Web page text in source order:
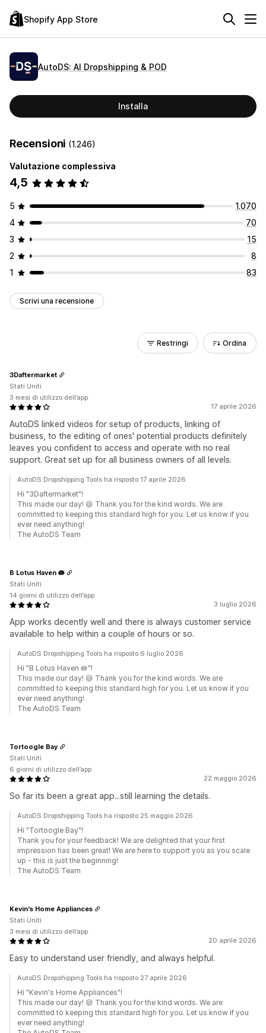
Shopify App Store
AutoDS: AI Dropshipping & POD
Installa
Recensioni (1.246)
Valutazione complessiva
4,5
5
1.070
4
70
3
15
2
8
1
83
Scrivi una recensione
Restringi Ordina
17 aprile 2026
AutoDS linked videos for setup of products, linking of
business, to the editing of ones' potential products definitely
leaves you confident to access and operate with no real
support. Great set up for all business owners of all levels.
3Daftermarket
Stati Uniti
3 mesi di utilizzo dell’app
AutoDS Dropshipping Tools ha risposto 17 aprile 2026
Hi "3Daftermarket"!
This made our day! 😄 Thank you for the kind words. We are
committed to keeping this standard high for you. Let us know if you
ever need anything!
The AutoDS Team
3 luglio 2026
App works decently well and there is always customer service
available to help within a couple of hours or so.
B Lotus Haven 🪷
Stati Uniti
14 giorni di utilizzo dell’app
AutoDS Dropshipping Tools ha risposto 6 luglio 2026
Hi "B Lotus Haven 🪷"!
This made our day! 😄 Thank you for the kind words. We are
committed to keeping this standard high for you. Let us know if you
ever need anything!
The AutoDS Team
22 maggio 2026
So far its been a great app...still learning the details.
Tortoogle Bay
Stati Uniti
6 giorni di utilizzo dell’app
AutoDS Dropshipping Tools ha risposto 25 maggio 2026
Hi "Tortoogle Bay"!
Thank you for your feedback! We are delighted that your first
impression has been great! We are here to support you as you scale
up - this is just the beginning!
The AutoDS Team
20 aprile 2026
Easy to understand user friendly, and always helpful.
Kevin's Home Appliances
Stati Uniti
3 mesi di utilizzo dell’app
AutoDS Dropshipping Tools ha risposto 27 aprile 2026
Hi "Kevin's Home Appliances"!
This made our day! 😄 Thank you for the kind words. We are
committed to keeping this standard high for you. Let us know if you
ever need anything!